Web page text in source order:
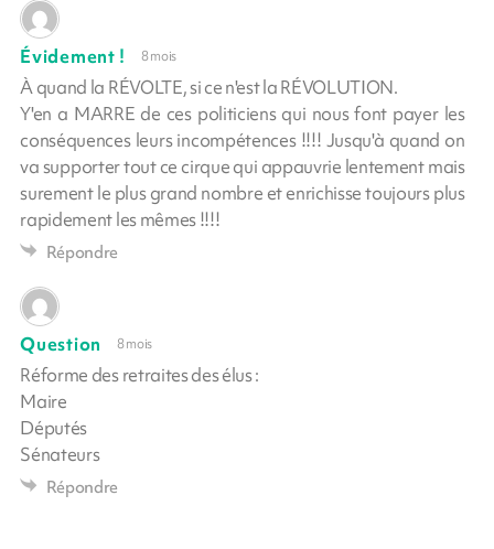
Évidement ! 8 mois
À quand la RÉVOLTE, si ce n'est la RÉVOLUTION.
Y'en a MARRE de ces politiciens qui nous font payer les
conséquences leurs incompétences !!!! Jusqu'à quand on
va supporter tout ce cirque qui appauvrie lentement mais
surement le plus grand nombre et enrichisse toujours plus
rapidement les mêmes !!!!
Répondre
Question 8 mois
Réforme des retraites des élus :
Maire
Députés
Sénateurs
Répondre